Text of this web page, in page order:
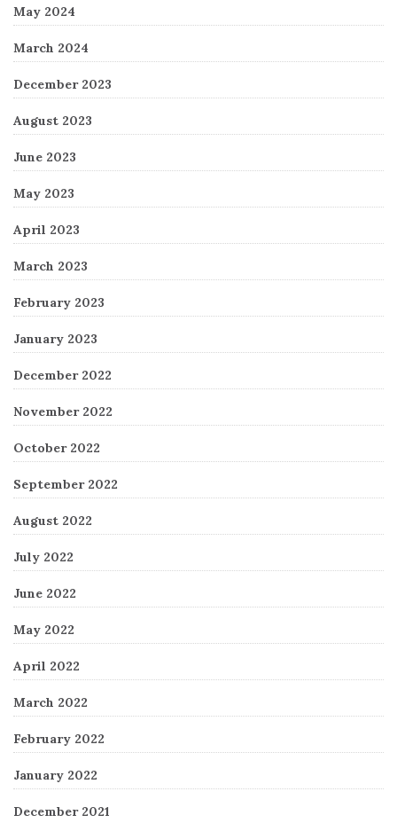
May 2024
March 2024
December 2023
August 2023
June 2023
May 2023
April 2023
March 2023
February 2023
January 2023
December 2022
November 2022
October 2022
September 2022
August 2022
July 2022
June 2022
May 2022
April 2022
March 2022
February 2022
January 2022
December 2021